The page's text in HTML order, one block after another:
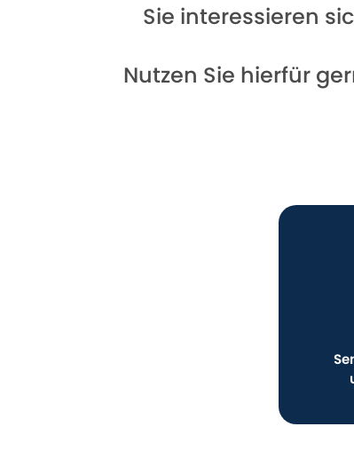
Sie interessieren
Nutzen Sie hierfür